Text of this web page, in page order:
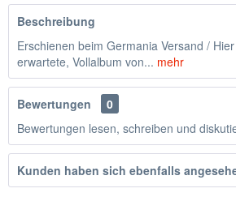
Beschreibung
Erschienen beim Germania Versand /
erwartete, Vollalbum von... mehr
Bewertungen
0
Bewertungen lesen, schreiben und
Kunden haben sich ebenfalls